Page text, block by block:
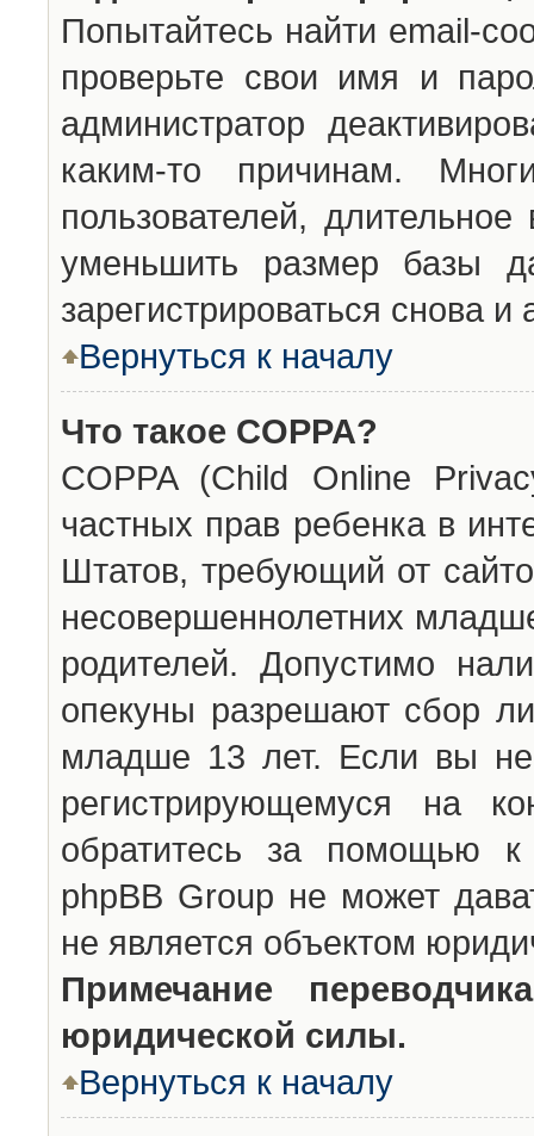
Попытайтесь найти email-
проверьте свои имя и
администратор
каким-то причинам.
пользователей,
уменьшить размер базы
зарегистрироваться снова и
Вернуться к началу
Что такое COPPA?
COPPA (Child Online
частных прав ребенка в
Штатов, требующий от
несовершеннолетних
родителей. Допустимо
опекуны разрешают сбор
младше 13 лет. Если вы
регистрирующемуся на
обратитесь за помощью к
phpBB Group не может
не является объектом
Примечание
юридической силы.
Вернуться к началу